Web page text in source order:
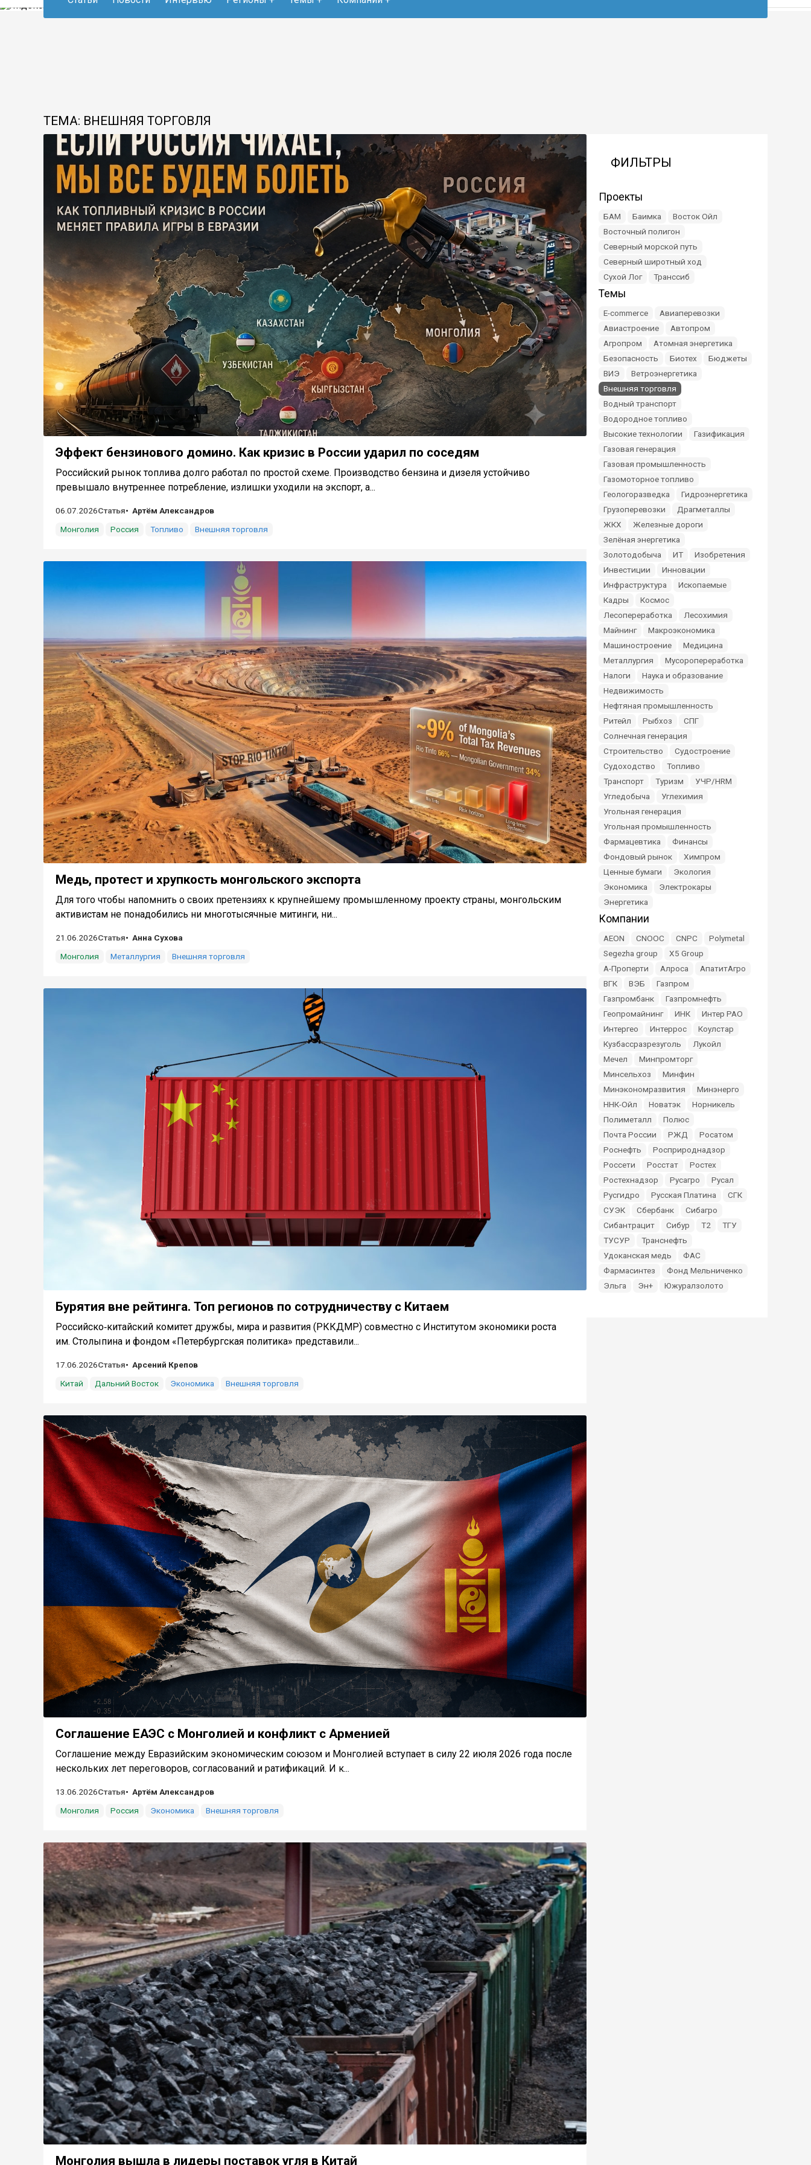
ТЕМА: ВНЕШНЯЯ ТОРГОВЛЯ
Эффект бензинового домино. Как кризис в России ударил по соседям
Российский рынок топлива долго работал по простой схеме. Производство бензина и дизеля устойчиво
превышало внутреннее потребление, излишки уходили на экспорт, а...
06.07.2026Статья
Артём Александров
Монголия
Россия Топливо Внешняя торговля
Медь, протест и хрупкость монгольского экспорта
Для того чтобы напомнить о своих претензиях к крупнейшему промышленному проекту страны, монгольским
активистам не понадобились ни многотысячные митинги, ни...
21.06.2026Статья
Анна Сухова
Монголия
Металлургия Внешняя торговля
Бурятия вне рейтинга. Топ регионов по сотрудничеству с Китаем
Российско‑китайский комитет дружбы, мира и развития (РККДМР) совместно с Институтом экономики роста
им. Столыпина и фондом «Петербургская политика» представили...
17.06.2026Статья
Арсений Крепов
Китай
Дальний Восток Экономика Внешняя торговля
Соглашение ЕАЭС с Монголией и конфликт с Арменией
Соглашение между Евразийским экономическим союзом и Монголией вступает в силу 22 июля 2026 года после
нескольких лет переговоров, согласований и ратификаций. И к...
13.06.2026Статья
Артём Александров
Монголия
Россия Экономика Внешняя торговля
Монголия вышла в лидеры поставок угля в Китай
ФИЛЬТРЫ
Проекты
БАМ Баимка
Восток Ойл
Восточный полигон
Северный морской путь
Северный широтный ход
Сухой Лог
Транссиб
Темы
E-commerce
Авиаперевозки
Авиастроение
Автопром
Агропром
Атомная энергетика
Безопасность
Биотех
Бюджеты
ВИЭ
Ветроэнергетика
Внешняя торговля
Водный транспорт
Водородное топливо
Высокие технологии
Газификация
Газовая генерация
Газовая промышленность
Газомоторное топливо
Геологоразведка
Гидроэнергетика
Грузоперевозки
Драгметаллы
ЖКХ
Железные дороги
Зелёная энергетика
Золотодобыча
ИТ
Изобретения
Инвестиции
Инновации
Инфраструктура
Ископаемые
Кадры
Космос
Лесопереработка
Лесохимия
Майнинг
Макроэкономика
Машиностроение
Медицина
Металлургия
Мусоропереработка
Налоги
Наука и образование
Недвижимость
Нефтяная промышленность
Ритейл
Рыбхоз
СПГ
Солнечная генерация
Строительство
Судостроение
Судоходство
Топливо
Транспорт
Туризм
УЧР/HRM
Угледобыча
Углехимия
Угольная генерация
Угольная промышленность
Фармацевтика
Финансы
Фондовый рынок
Химпром
Ценные бумаги
Экология
Экономика
Электрокары
Энергетика
Компании
AEON CNOOC CNPC
Polymetal
Segezha group
X5 Group
А-Проперти
Алроса
АпатитАгро
ВГК
ВЭБ
Газпром
Газпромбанк
Газпромнефть
Геопромайнинг
ИНК
Интер РАО
Интергео
Интеррос
Коулстар
Кузбассразрезуголь
Лукойл
Мечел
Минпромторг
Минсельхоз
Минфин
Минэкономразвития
Минэнерго
ННК-Ойл
Новатэк
Норникель
Полиметалл
Полюс
Почта России
РЖД
Росатом
Роснефть
Росприроднадзор
Россети
Росстат
Ростех
Ростехнадзор
Русагро
Русал
Русгидро
Русская Платина
СГК
СУЭК
Сбербанк
Сибагро
Сибантрацит
Сибур Т2
ТГУ
ТУСУР
Транснефть
Удоканская медь
ФАС
Фармасинтез
Фонд Мельниченко
Эльга
Эн+ Южуралзолото